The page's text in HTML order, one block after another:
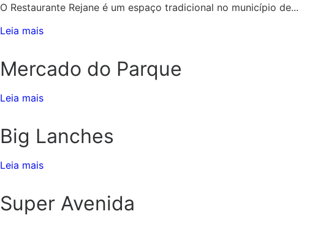
O Restaurante Rejane é um espaço tradicional no município de...
Leia mais
Mercado do Parque
Leia mais
Big Lanches
Leia mais
Super Avenida